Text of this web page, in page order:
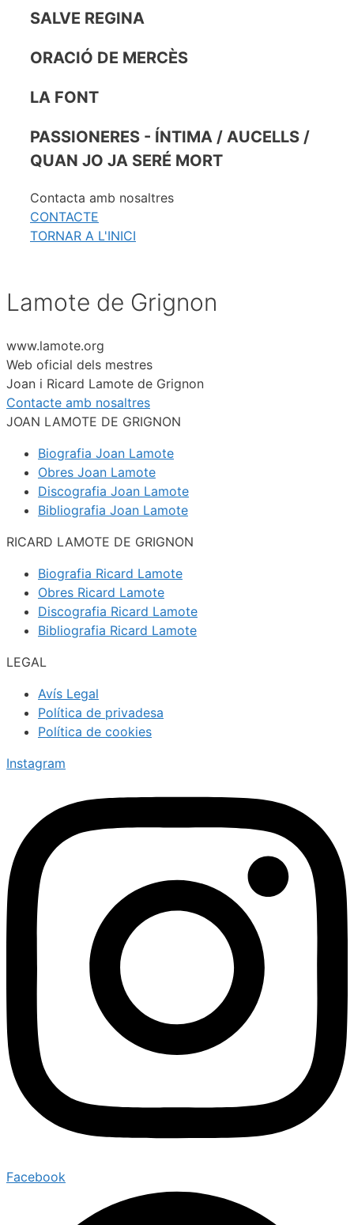
SALVE REGINA
ORACIÓ DE MERCÈS
LA FONT
PASSIONERES - ÍNTIMA / AUCELLS /
QUAN JO JA SERÉ MORT
Contacta amb nosaltres
CONTACTE
TORNAR A L'INICI
Lamote de Grignon
www.lamote.org
Web oficial dels mestres
Joan i Ricard Lamote de Grignon
Contacte amb nosaltres
JOAN LAMOTE DE GRIGNON
Biografia Joan Lamote
Obres Joan Lamote
Discografia Joan Lamote
Bibliografia Joan Lamote
RICARD LAMOTE DE GRIGNON
Biografia Ricard Lamote
Obres Ricard Lamote
Discografia Ricard Lamote
Bibliografia Ricard Lamote
LEGAL
Avís Legal
Política de privadesa
Política de cookies
Instagram
Facebook